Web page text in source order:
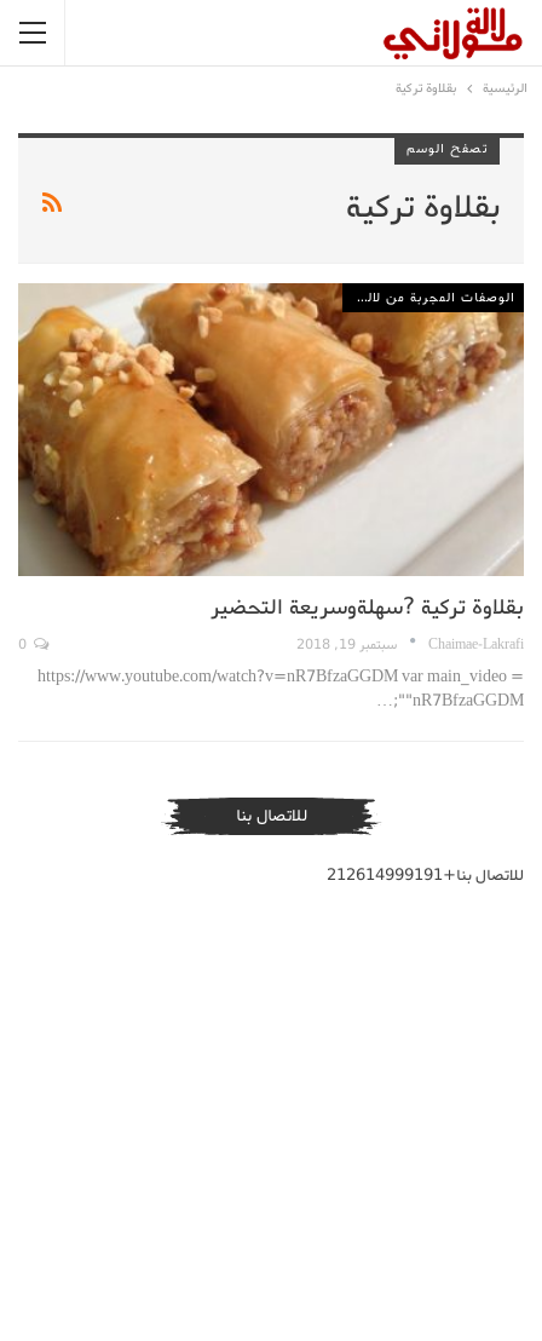
الرئيسية بقلاوة تركية
تصفح الوسم
بقلاوة تركية
الوصفات المجربة من لالة مولاتي
بقلاوة تركية ?سهلةوسريعة التحضير
Chaimae-Lakrafi سبتمبر 19, 2018
https://www.youtube.com/watch?v=nR7BfzaGGDM var main_video =
"nR7BfzaGGDM";…
للاتصال بنا
للاتصال بنا+212614999191